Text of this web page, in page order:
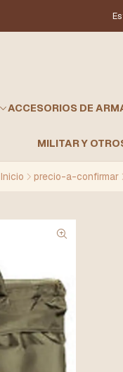
ACCESORIOS DE
MILITAR Y
Inicio precio-a-confirmar